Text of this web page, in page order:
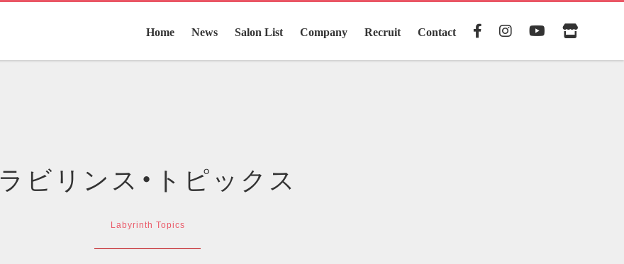
Home News Salon List Company Recruit Contact
ラビリンス・トピックス
Labyrinth Topics